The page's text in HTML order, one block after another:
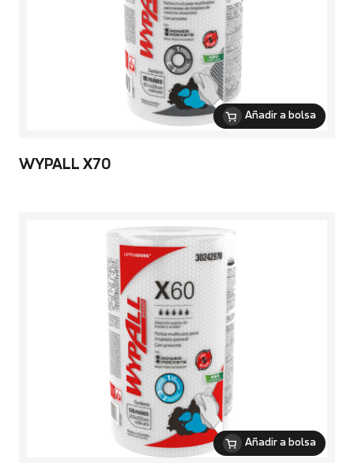
Añadir a bolsa
WYPALL X70
Añadir a bolsa